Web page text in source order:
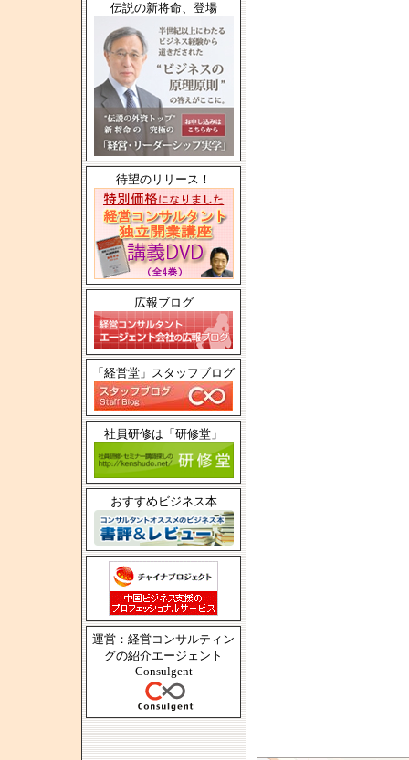
伝説の新将命、登場
待望のリリース！
広報ブログ
「経営堂」スタッフブログ
社員研修は「研修堂」
おすすめビジネス本
運営：経営コンサルティン
グの紹介エージェント
Consulgent